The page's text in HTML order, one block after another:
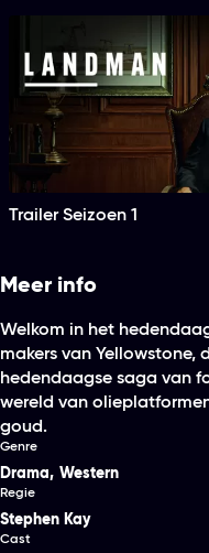
Trailer Seizoen 1
Meer info
Welkom in het
makers van Yellowstone,
hedendaagse saga van
wereld van
goud.
Genre
Drama, Western
Regie
Stephen Kay
Cast